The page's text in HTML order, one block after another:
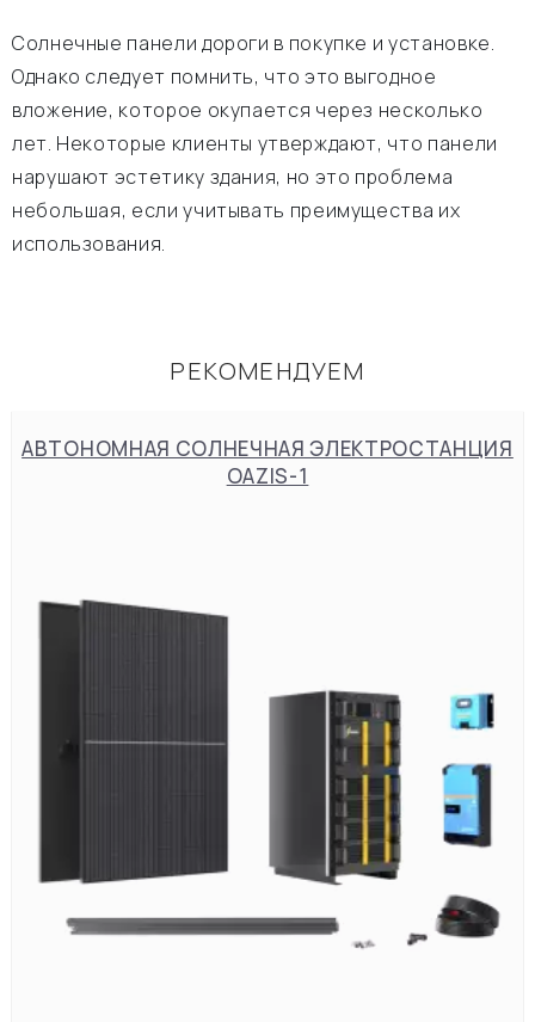
Солнечные панели дороги в покупке и установке.
Однако следует помнить, что это выгодное
вложение, которое окупается через несколько
лет. Некоторые клиенты утверждают, что панели
нарушают эстетику здания, но это проблема
небольшая, если учитывать преимущества их
использования.
РЕКОМЕНДУЕМ
АВТОНОМНАЯ СОЛНЕЧНАЯ ЭЛЕКТРОСТАНЦИЯ
OAZIS-1